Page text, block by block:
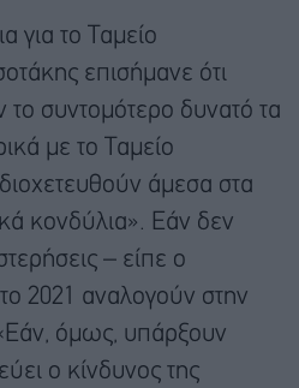
για το Ταμείο
επισήμανε ότι
το συντομότερο δυνατό τα
με το Ταμείο
άμεσα στα
κονδύλια». Εάν δεν
– είπε ο
2021 αναλογούν στην
όμως, υπάρξουν
ο κίνδυνος της